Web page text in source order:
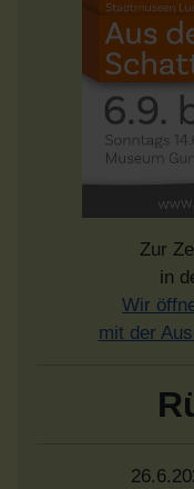
Zur
in
Wir
mit der